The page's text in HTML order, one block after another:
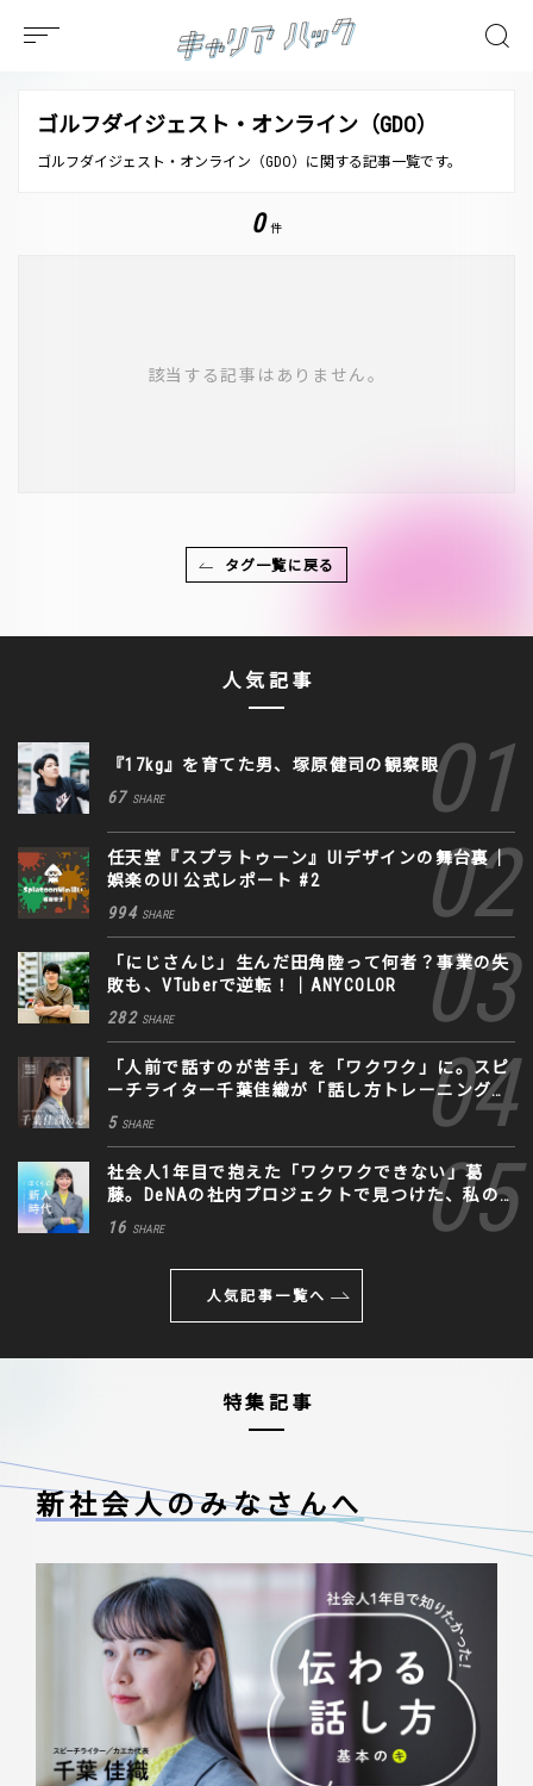
ゴルフダイジェスト・オンライン（GDO）
ゴルフダイジェスト・オンライン（GDO）に関する記事一覧です。
0 件
該当する記事はありません。
タグ一覧に戻る
人気記事
『17kg』を育てた男、塚原健司の観察眼
67 SHARE
任天堂『スプラトゥーン』UIデザインの舞台裏｜
娯楽のUI 公式レポート #2
994 SHARE
「にじさんじ」生んだ田角陸って何者？事業の失
敗も、VTuberで逆転！｜ANYCOLOR
282 SHARE
「人前で話すのが苦手」を「ワクワク」に。スピ
ーチライター千葉佳織が「話し方トレーニング」
に込めた思い
5 SHARE
社会人1年目で抱えた「ワクワクできない」葛
藤。DeNAの社内プロジェクトで見つけた、私の
生きる道
16 SHARE
人気記事一覧へ
特集記事
新社会人のみなさんへ